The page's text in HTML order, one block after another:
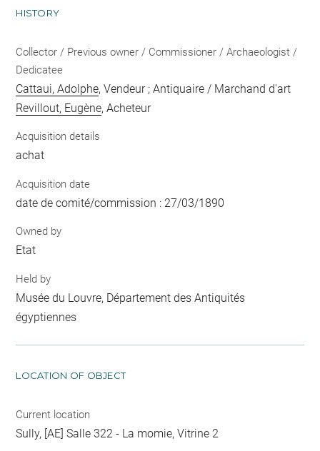
HISTORY
Collector / Previous owner / Commissioner / Archaeologist /
Dedicatee
Cattaui, Adolphe, Vendeur ; Antiquaire / Marchand d'art
Revillout, Eugène, Acheteur
Acquisition details
achat
Acquisition date
date de comité/commission : 27/03/1890
Owned by
Etat
Held by
Musée du Louvre, Département des Antiquités
égyptiennes
LOCATION OF OBJECT
Current location
Sully, [AE] Salle 322 - La momie, Vitrine 2